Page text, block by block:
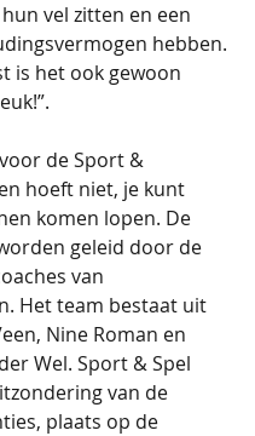
vel zitten en een
hebben.
is het ook gewoon
de Sport &
hoeft niet, je kunt
komen lopen. De
geleid door de
van
Het team bestaat uit
Nine Roman en
Wel. Sport & Spel
van de
plaats op de